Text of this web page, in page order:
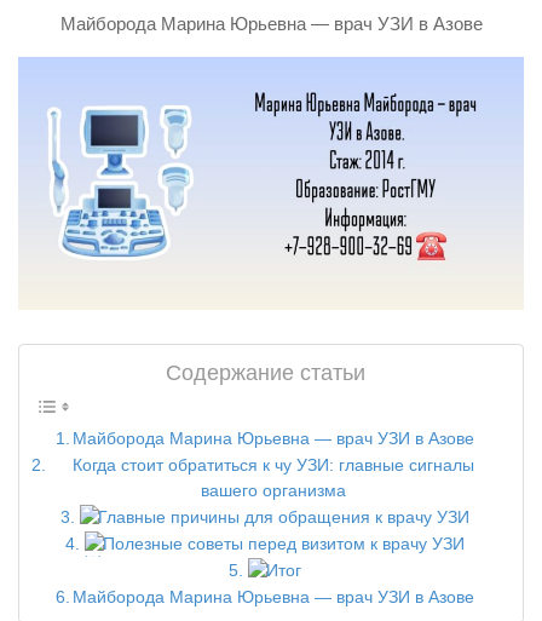
Майборода Марина Юрьевна — врач УЗИ в Азове
Содержание статьи
Майборода Марина Юрьевна — врач УЗИ в Азове
Когда стоит обратиться к чу УЗИ: главные сигналы
вашего организма
Главные причины для обращения к врачу УЗИ
Полезные советы перед визитом к врачу УЗИ
Итог
Майборода Марина Юрьевна — врач УЗИ в Азове